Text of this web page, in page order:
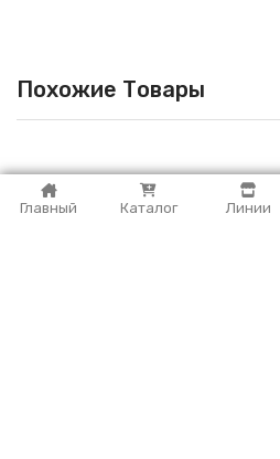
Главный Каталог Линии
Похожие Товары